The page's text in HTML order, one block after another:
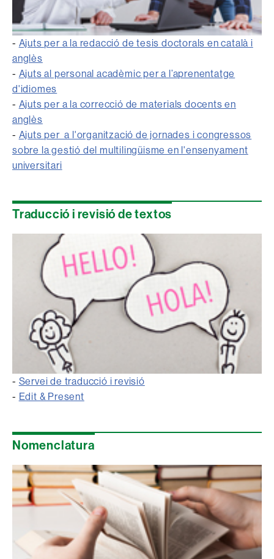
- Ajuts per a la redacció de tesis doctorals en català i
anglès
- Ajuts al personal acadèmic per a l’aprenentatge
d'idiomes
- Ajuts per a la correcció de materials docents en
anglès
- Ajuts per a l'organització de jornades i congressos
sobre la gestió del multilingüisme en l'ensenyament
universitari
Traducció i revisió de textos
- Servei de traducció i revisió
- Edit & Present
Nomenclatura